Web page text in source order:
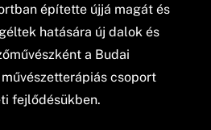
építette újjá magát és
hatására új dalok és
a Budai
csoport
fejlődésükben.